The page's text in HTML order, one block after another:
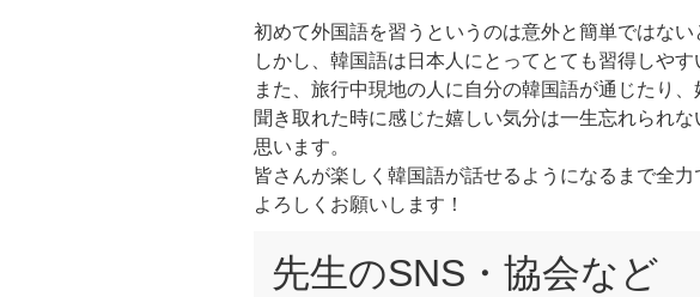
初めて外国語を習うというのは意外と簡単ではない
しかし、韓国語は日本人にとってとても習得しやす
また、旅行中現地の人に自分の韓国語が通じたり
聞き取れた時に感じた嬉しい気分は一生忘れられ
思います。
皆さんが楽しく韓国語が話せるようになるまで全力
よろしくお願いします！
先生のSNS・協会など